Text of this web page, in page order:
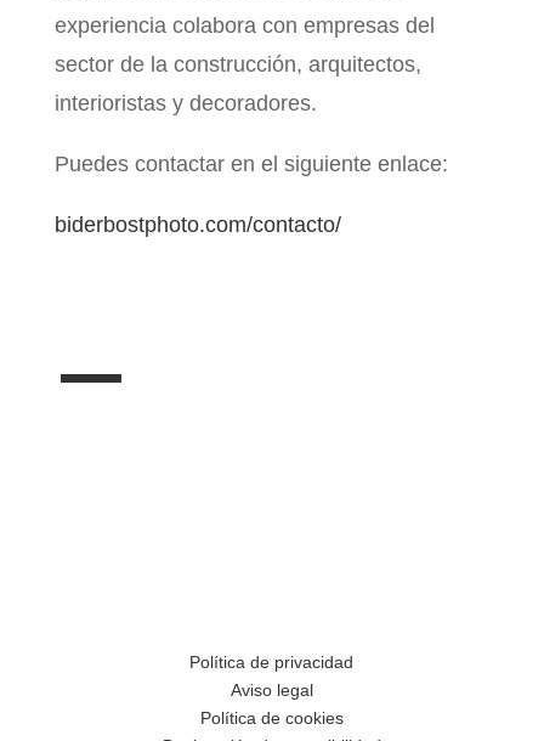
experiencia colabora con empresas del
sector de la construcción, arquitectos,
interioristas y decoradores.
Puedes contactar en el siguiente enlace:
biderbostphoto.com/contacto/
Política de privacidad
Aviso legal
Política de cookies